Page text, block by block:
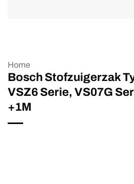
Home
Bosch Stofzuigerzak
VSZ6 Serie, VS07G
+1M